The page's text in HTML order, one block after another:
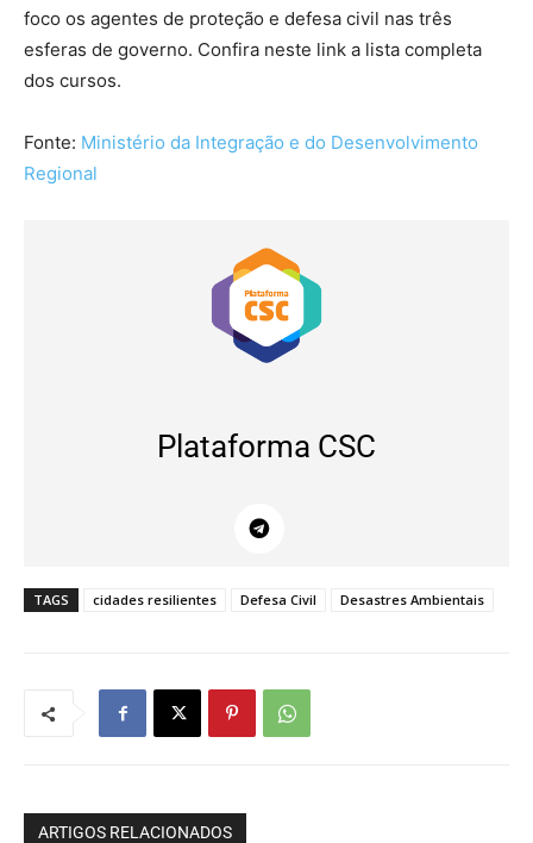
foco os agentes de proteção e defesa civil nas três
esferas de governo. Confira neste link a lista completa
dos cursos.
Fonte: Ministério da Integração e do Desenvolvimento
Regional
Plataforma CSC
TAGS cidades resilientes Defesa Civil Desastres Ambientais
ARTIGOS RELACIONADOS